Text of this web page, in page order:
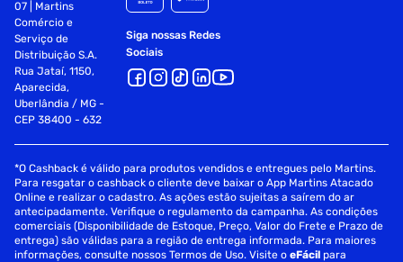
07 | Martins
Comércio e
Serviço de
Distribuição S.A.
Rua Jataí, 1150,
Aparecida,
Uberlândia / MG -
CEP 38400 - 632
Siga nossas Redes
Sociais
*O Cashback é válido para produtos vendidos e entregues pelo Martins.
Para resgatar o cashback o cliente deve baixar o App Martins Atacado
Online e realizar o cadastro. As ações estão sujeitas a saírem do ar
antecipadamente. Verifique o regulamento da campanha. As condições
comerciais (Disponibilidade de Estoque, Preço, Valor do Frete e Prazo de
entrega) são válidas para a região de entrega informada. Para maiores
informações, consulte nossos Termos de Uso. Visite oeFácil para